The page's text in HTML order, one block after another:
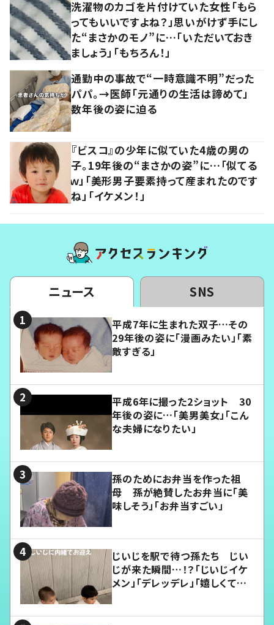
洗濯物のカゴを片付けていた女性「もら
ってもいいですよね？」思いがけず手にし
た“まさかのモノ”に…「いただいておき
ましょう」「もちろん！」
通勤中の事故で“一時意識不明”だった
パパ。→医師「元通りの生活は諦めて」
数年後の姿に迫る
『ビスコ』の少年に似ていた4歳の男の
子。19年後の“まさかの姿”に…「似てる
ｗ」「美形男子要素持って産まれたのです
ね」「イケメン！」
ニュース SNS
平成7年に生まれた双子…その
29年後の姿に「漫画みたい」「素
敵すぎる」
平成6年に撮った2ショット 30
年後の姿に…「美男美女」「こん
な夫婦になりたい」
孫のためにお弁当を作った祖
母 孫が絶賛したお弁当に「美
味しそう」「お弁当すごい」
じいじを駅で待つ孫たち じい
じが来た瞬間…！？「じいじイケ
メン」「デレッデレ」「嬉しくて可